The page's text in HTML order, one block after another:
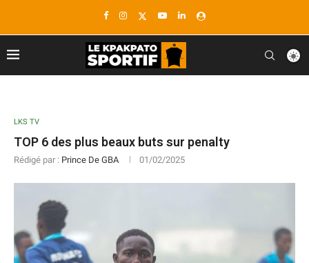
LKS TV
TOP 6 des plus beaux buts sur penalty
Rédigé par : Prince De GBA 01/02/2025